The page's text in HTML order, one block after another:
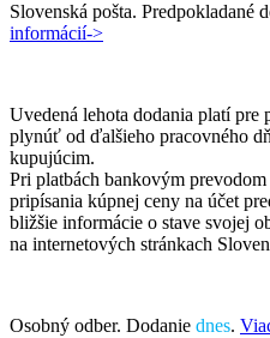
Slovenská pošta. Predpokladané
informácií->
Uvedená lehota dodania platí pre
plynúť od ďalšieho pracovného
kupujúcim.
Pri platbách bankovým
pripísania kúpnej ceny na účet
bližšie informácie o stave svojej
na internetových stránkach
Osobný odber. Dodanie dnes.